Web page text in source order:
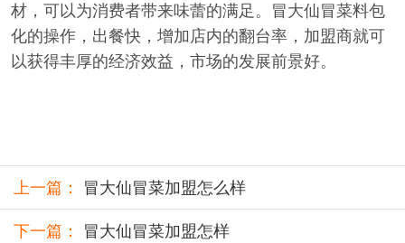
材，可以为消费者带来味蕾的满足。冒大仙冒菜料包
化的操作，出餐快，增加店内的翻台率，加盟商就可
以获得丰厚的经济效益，市场的发展前景好。
上一篇：
冒大仙冒菜加盟怎么样
下一篇：
冒大仙冒菜加盟怎样